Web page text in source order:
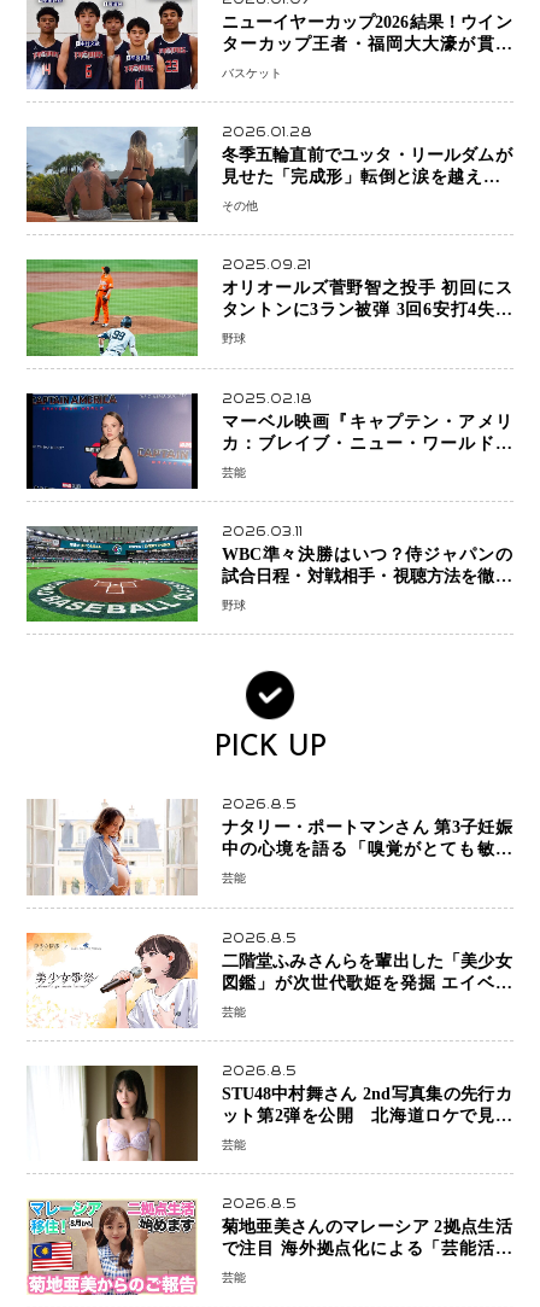
ニューイヤーカップ2026結果！ウイン
ターカップ王者・福岡大大濠が貫禄
V！ 東山は“背番号継承”で新たな物語
バスケット
2026.01.28
冬季五輪直前でユッタ・リールダムが
見せた「完成形」転倒と涙を越えて─
ミラノで金を狙うオランダ女王の現在
その他
2025.09.21
オリオールズ菅野智之投手 初回にス
タントンに3ラン被弾 3回6安打4失点
で降板
野球
2025.02.18
マーベル映画『キャプテン・アメリ
カ：ブレイブ・ニュー・ワールド』
新ブラック・ウィドウ役のシラ・ハー
芸能
2026.03.11
WBC準々決勝はいつ？侍ジャパンの
試合日程・対戦相手・視聴方法を徹底
解説【2026年大会】
野球
PICK UP
2026.8.5
ナタリー・ポートマンさん 第3子妊娠
中の心境を語る「嗅覚がとても敏感
に」マタニティフォトも公開
芸能
2026.8.5
二階堂ふみさんらを輩出した「美少女
図鑑」が次世代歌姫を発掘 エイベッ
クスと「美少女歌祭2026」開催決定
芸能
2026.8.5
STU48中村舞さん 2nd写真集の先行カ
ット第2弾を公開 北海道ロケで見せ
た“大人の魅力”と新たな挑戦
芸能
2026.8.5
菊地亜美さんのマレーシア 2拠点生活
で注目 海外拠点化による「芸能活動
と税務」の関係とは
芸能